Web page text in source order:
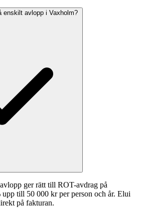
enskilt avlopp i Vaxholm?
ger rätt till ROT-avdrag på
till 50 000 kr per person och år. Elui
på fakturan.